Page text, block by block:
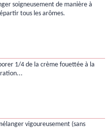
soigneusement de manière à
tous les arômes.
1/4 de la crème fouettée à la
vigoureusement (sans